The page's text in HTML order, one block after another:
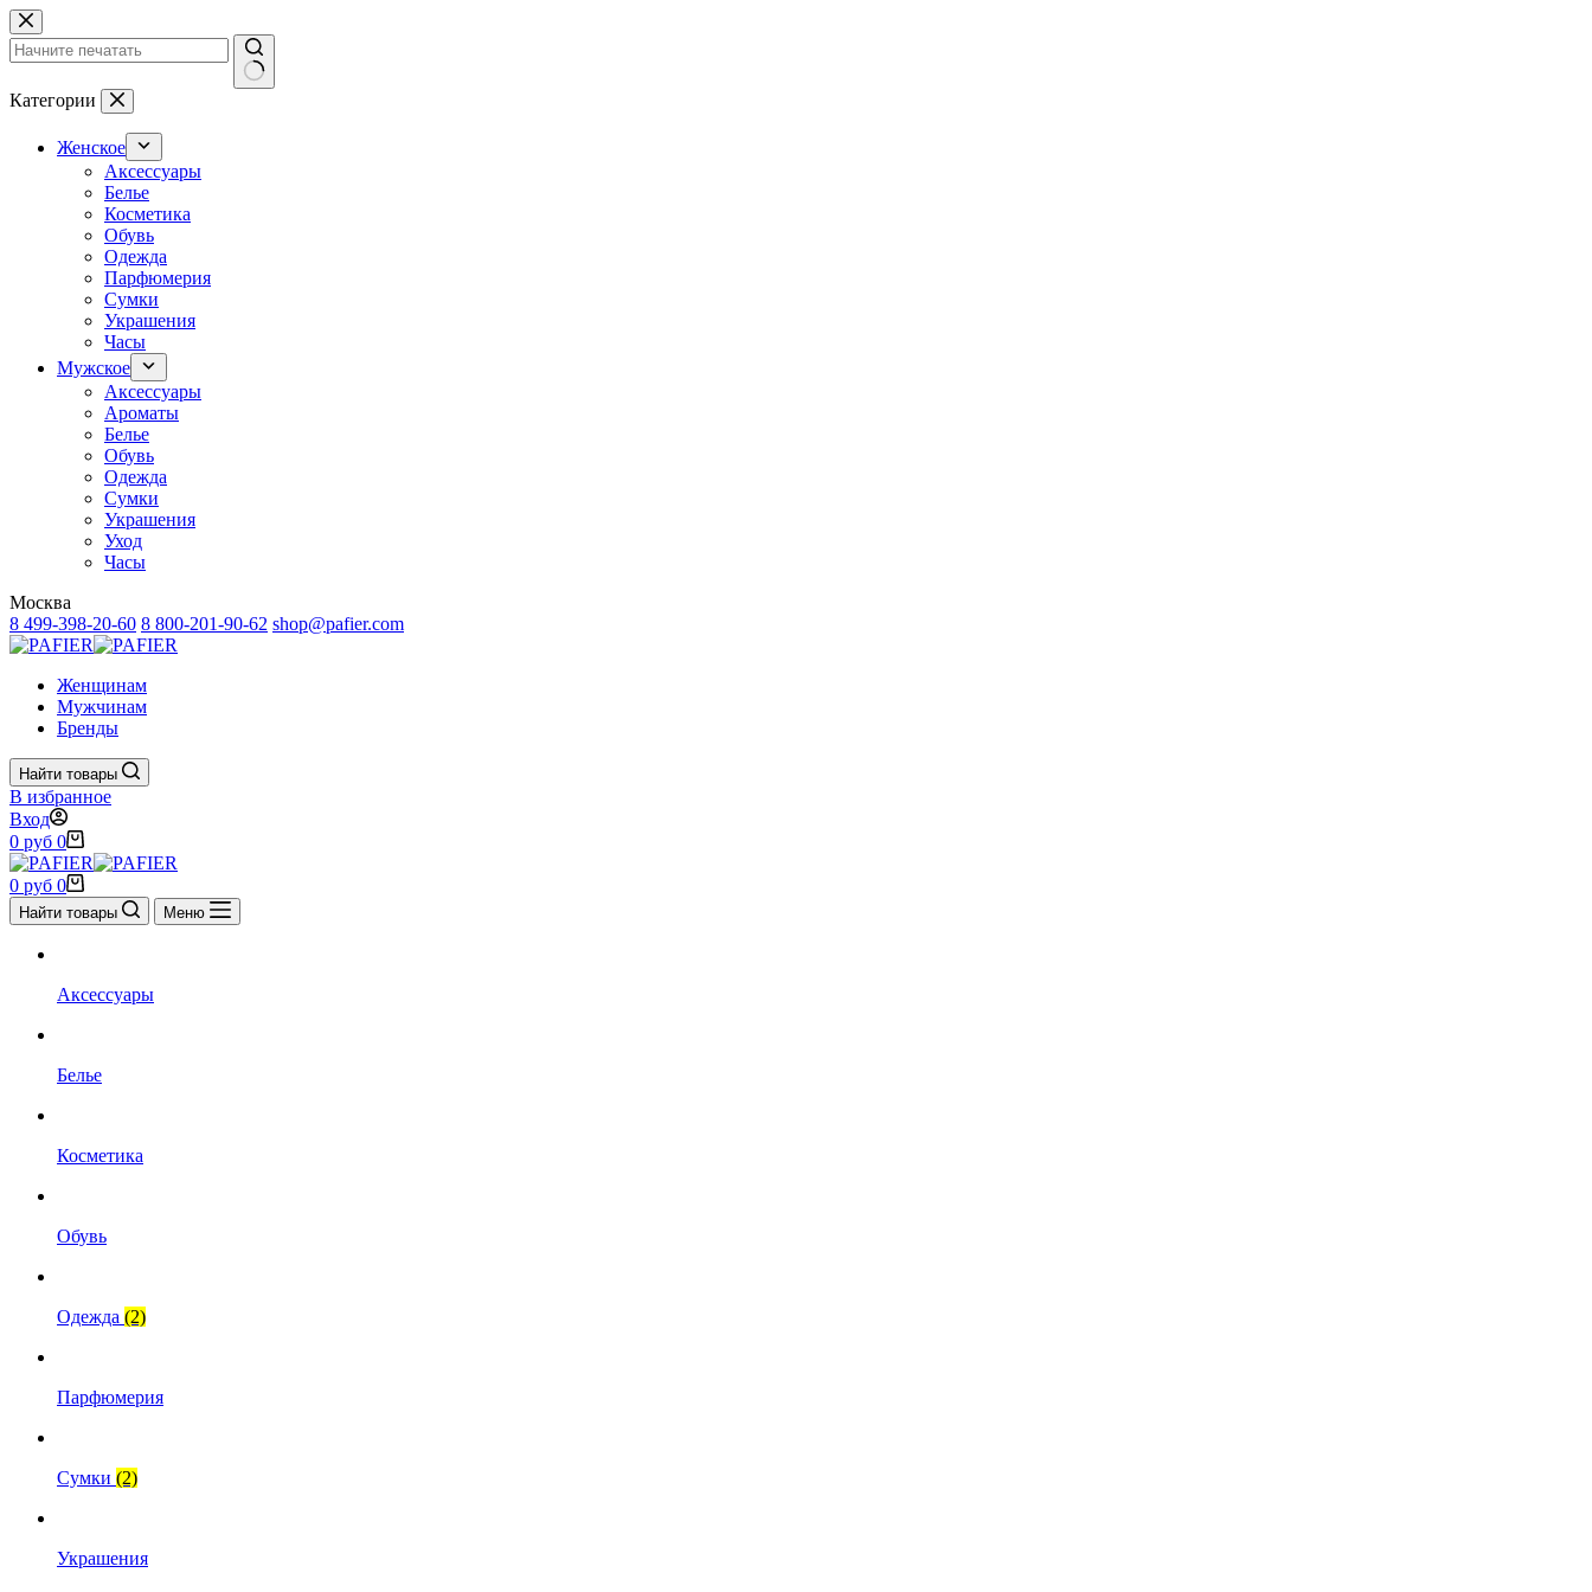
Перейти
к
сути
Ничего
найдено
Категории
Женское
Аксессуары
Белье
Косметика
Обувь
Одежда
Парфюмерия
Сумки
Украшения
Часы
Мужское
Аксессуары
Ароматы
Белье
Обувь
Одежда
Сумки
Украшения
Уход
Часы
Москва
8 499-398-20-60 8 800-201-90-62 shop@pafier.com
Женщинам
Мужчинам
Бренды
Найти товары
В избранное
Вход
Корзина
0 руб 0
Корзина
0 руб 0
Найти товары Меню
Аксессуары
Белье
Косметика
Обувь
Одежда (2)
Парфюмерия
Сумки (2)
Украшения